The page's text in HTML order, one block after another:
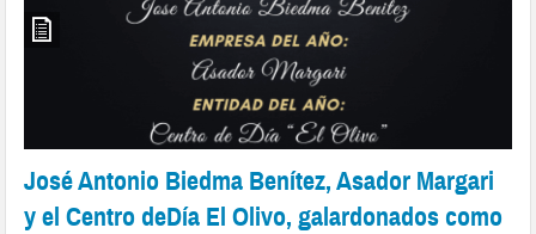
José Antonio Biedma Benítez, Asador Margari
y el Centro deDía El Olivo, galardonados como